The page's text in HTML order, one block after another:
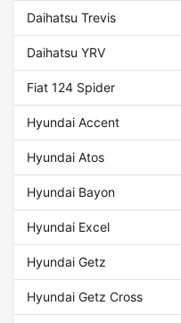
Daihatsu Trevis
Daihatsu YRV
Fiat 124 Spider
Hyundai Accent
Hyundai Atos
Hyundai Bayon
Hyundai Excel
Hyundai Getz
Hyundai Getz Cross